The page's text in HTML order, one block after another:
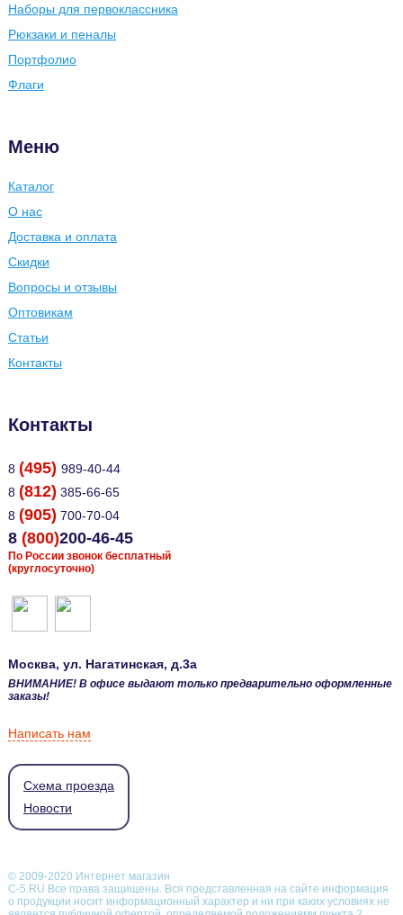
Наборы для первоклассника
Рюкзаки и пеналы
Портфолио
Флаги
Меню
Каталог
О нас
Доставка и оплата
Скидки
Вопросы и отзывы
Оптовикам
Статьи
Контакты
Контакты
8 (495) 989-40-44
8 (812) 385-66-65
8 (905) 700-70-04
8 (800)200-46-45
По России звонок бесплатный
(круглосуточно)
Москва, ул. Нагатинская, д.3а
ВНИМАНИЕ! В офисе выдают только предварительно оформленные
заказы!
Написать нам
Схема проезда
Новости
© 2009-2020 Интернет магазин
С-5.RU Все права защищены. Вся представленная на сайте информация
о продукции носит информационный характер и ни при каких условиях не